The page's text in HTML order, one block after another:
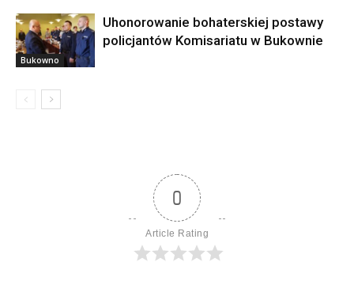
Bukowno
Uhonorowanie bohaterskiej postawy
policjantów Komisariatu w Bukownie
0
Article Rating